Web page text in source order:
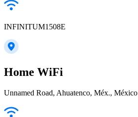
INFINITUM1508E
Home WiFi
Unnamed Road, Ahuatenco, Méx., México